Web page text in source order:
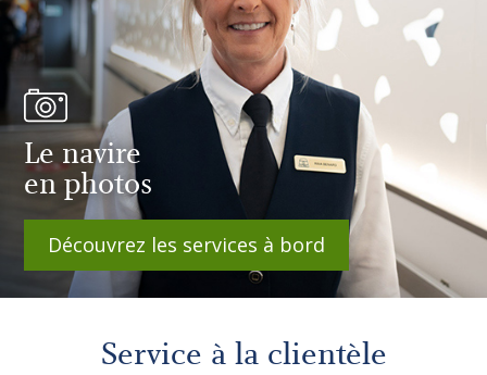
Le navire
en photos
Découvrez les services à bord
Service à la clientèle